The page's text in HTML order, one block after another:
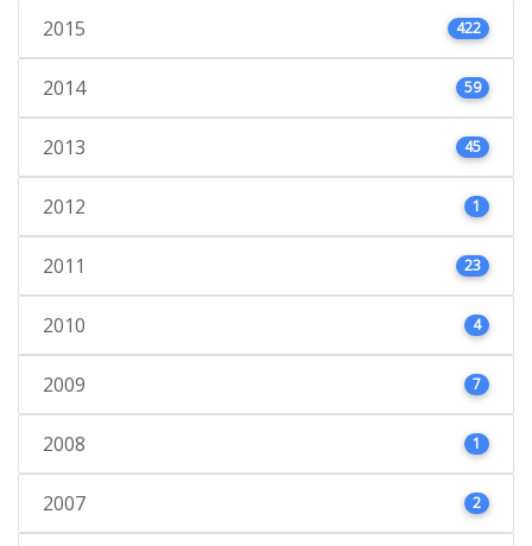
2015 422
2014 59
2013 45
2012 1
2011 23
2010 4
2009 7
2008 1
2007 2